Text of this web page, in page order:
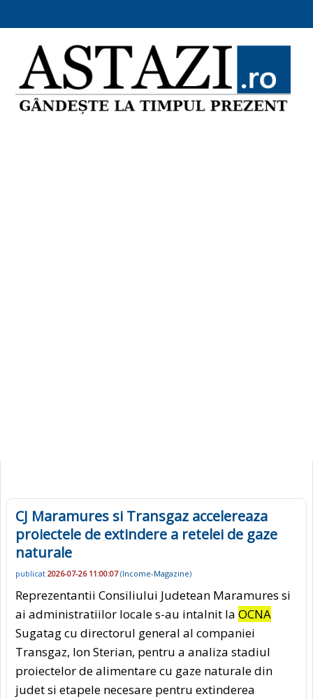
CJ Maramures si Transgaz accelereaza
proiectele de extindere a retelei de gaze
naturale
publicat 2026-07-26 11:00:07(Income-Magazine)
Reprezentantii Consiliului Judetean Maramures si
ai administratiilor locale s-au intalnit la OCNA
Sugatag cu directorul general al companiei
Transgaz, Ion Sterian, pentru a analiza stadiul
proiectelor de alimentare cu gaze naturale din
judet si etapele necesare pentru extinderea